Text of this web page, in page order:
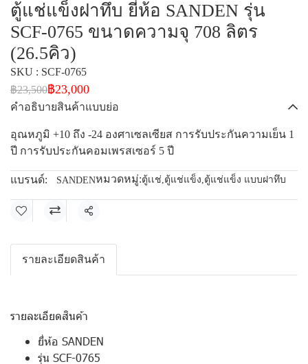
ตู้แช่แข็งฝาทึบ ยี่ห้อ SANDEN รุ่น
SCF-0765 ขนาดความจุ 708 ลิตร
(26.5คิว)
SKU : SCF-0765
฿23,500฿23,000
คำอธิบายสินค้าแบบย่อ
อุณหภูมิ +10 ถึง -24 องศาเซลเซียส การรับประกันความเย็น 1
ปี การรับประกันคอมเพรสเซอร์ 5 ปี
แบรนด์: SANDENหมวดหมู่:ตู้เเช่,ตู้แช่แข็ง,ตู้แช่แข็ง แบบฝาทึบ
แชร์
รายละเอียดสินค้า
รายละเอียดสินค้า
ยี่ห้อ SANDEN
รุ่น SCF-0765